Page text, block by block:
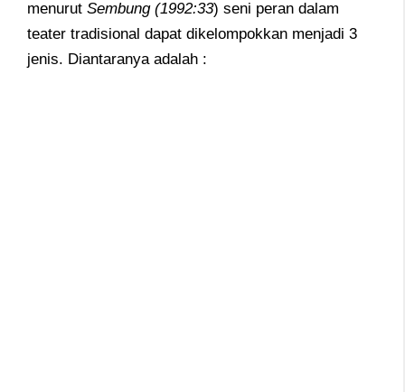
menurut Sembung (1992:33) seni peran dalam
teater tradisional dapat dikelompokkan menjadi 3
jenis. Diantaranya adalah :